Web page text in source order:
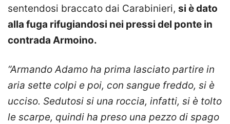
sentendosi braccato dai Carabinieri, si è dato
alla fuga rifugiandosi nei pressi del ponte in
contrada Armoino.
“Armando Adamo ha prima lasciato partire in
aria sette colpi e poi, con sangue freddo, si è
ucciso. Sedutosi si una roccia, infatti, si è tolto
le scarpe, quindi ha preso una pezzo di spago